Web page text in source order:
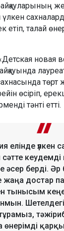
талай
новая
өсіріп,
тәнті етті.
елінде үлкен
әсер берді.
жаңа достар
тынысым
өнерімді